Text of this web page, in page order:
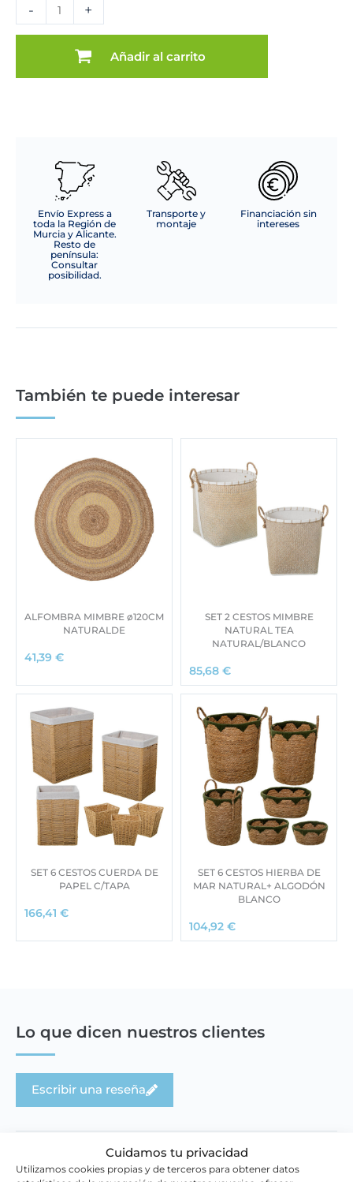
Cuidamos tu privacidad
Utilizamos cookies propias y de terceros para obtener datos
-
CUADRADOO
+
Añadir al carrito
Envío Express a
toda la Región de
Murcia y Alicante.
Resto de
península:
Consultar
posibilidad.
Transporte y
montaje
Financiación sin
intereses
También te puede interesar
ALFOMBRA MIMBRE ø120CM
NATURALDE
41,39 €
SET 2 CESTOS MIMBRE
NATURAL TEA
NATURAL/BLANCO
85,68 €
SET 6 CESTOS CUERDA DE
PAPEL C/TAPA
166,41 €
SET 6 CESTOS HIERBA DE
MAR NATURAL+ ALGODÓN
BLANCO
104,92 €
Lo que dicen nuestros clientes
Escribir una reseña